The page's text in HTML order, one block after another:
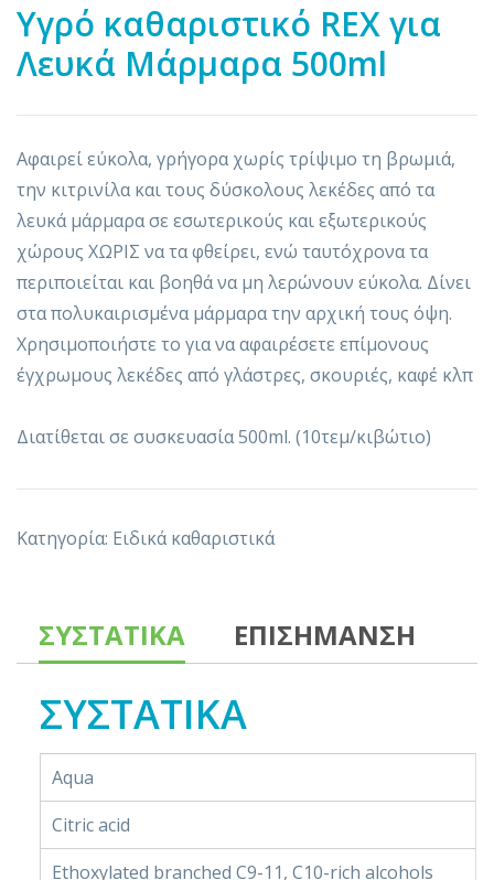
Υγρό καθαριστικό REX για
Λευκά Μάρμαρα 500ml
Αφαιρεί εύκολα, γρήγορα χωρίς τρίψιμο τη βρωμιά,
την κιτρινίλα και τους δύσκολους λεκέδες από τα
λευκά μάρμαρα σε εσωτερικούς και εξωτερικούς
χώρους ΧΩΡΙΣ να τα φθείρει, ενώ ταυτόχρονα τα
περιποιείται και βοηθά να μη λερώνουν εύκολα. Δίνει
στα πολυκαιρισμένα μάρμαρα την αρχική τους όψη.
Χρησιμοποιήστε το για να αφαιρέσετε επίμονους
έγχρωμους λεκέδες από γλάστρες, σκουριές, καφέ κλπ
Διατίθεται σε συσκευασία 500ml. (10τεμ/κιβώτιο)
Κατηγορία: Ειδικά καθαριστικά
ΣΥΣΤΑΤΙΚΑ ΕΠΙΣΗΜΑΝΣΗ
ΣΥΣΤΑΤΙΚΑ
Aqua
Citric acid
Ethoxylated branched C9-11, C10-rich alcohols